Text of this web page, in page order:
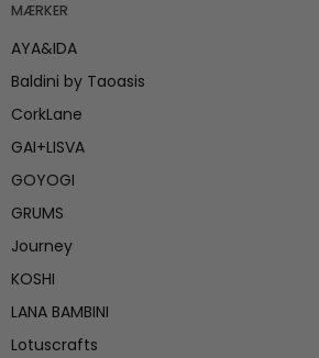
MÆRKER
AYA&IDA
Baldini by Taoasis
CorkLane
GAI+LISVA
GOYOGI
GRUMS
Journey
KOSHI
LANA BAMBINI
Lotuscrafts